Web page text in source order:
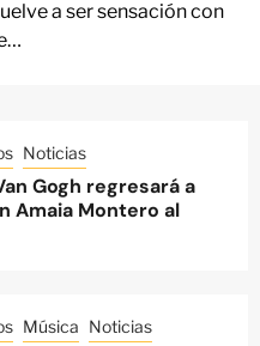
a ser sensación con
Noticias
Gogh regresará a
Amaia Montero al
Música Noticias